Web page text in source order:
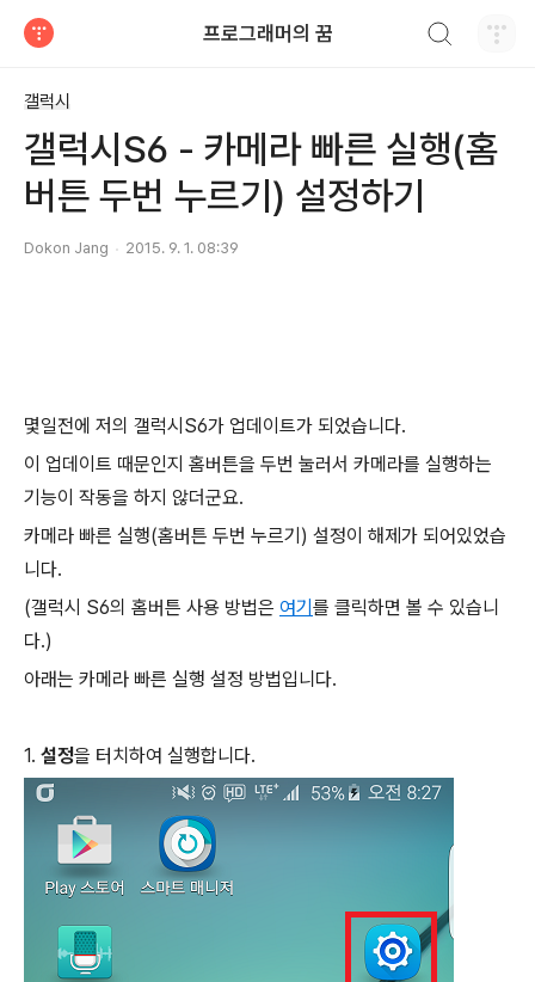
프로그래머의 꿈
갤럭시
갤럭시S6 - 카메라 빠른 실행(홈
버튼 두번 누르기) 설정하기
Dokon Jang 2015. 9. 1. 08:39
몇일전에 저의 갤럭시S6가 업데이트가 되었습니다.
이 업데이트 때문인지 홈버튼을 두번 눌러서 카메라를 실행하는
기능이 작동을 하지 않더군요.
카메라 빠른 실행(홈버튼 두번 누르기) 설정이 해제가 되어있었습
니다.
(갤럭시 S6의 홈버튼 사용 방법은 여기를 클릭하면 볼 수 있습니
다.)
아래는 카메라 빠른 실행 설정 방법입니다.
1. 설정을 터치하여 실행합니다.